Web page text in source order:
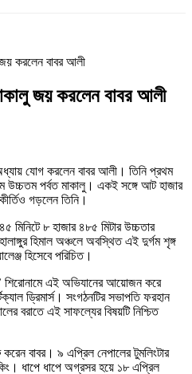
জয় করলেন বাবর আলী
জয় করলেন বাবর আলী
যোগ করলেন বাবর আলী। তিনি প্রথম
উচ্চতম পর্বত মাকালু। একই সঙ্গে আট হাজার
গড়লেন তিনি।
মিনিটে ৮ হাজার ৪৮৫ মিটার উচ্চতার
হিমাল অঞ্চলে অবস্থিত এই দুর্গম শৃঙ্গ
হিসেবে পরিচিত।
শিরোনামে এই অভিযানের আয়োজন করে
ড্রিমার্স। সংগঠনটির সভাপতি ফরহান
বরাতে এই সাফল্যের বিষয়টি নিশ্চিত
বাবর। ৯ এপ্রিল নেপালের টুমলিংটার
ধাপে ধাপে অগ্রসর হয়ে ১৮ এপ্রিল